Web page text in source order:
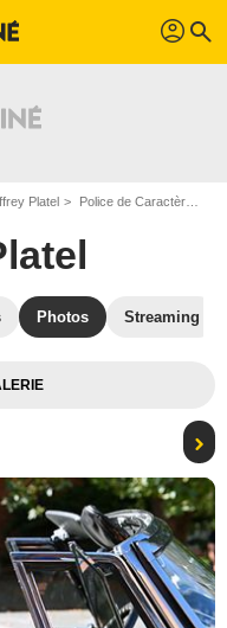
profil search
Platel Police de Caractères : Photo Joffrey Platel, Clémentine Célarié
Photos Streaming